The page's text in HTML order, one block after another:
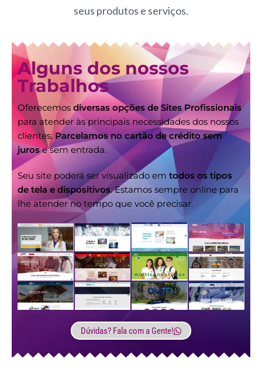
seus produtos e serviços.
Alguns dos nossos
Trabalhos
Oferecemos diversas opções de Sites Profissionais
para atender às principais necessidades dos nossos
clientes. Parcelamos no cartão de crédito sem
jurose sem entrada.
Seu site poderá ser visualizado em todos os tipos
de tela e dispositivos. Estamos sempre online para
lhe atender no tempo que você precisar.
Dúvidas? Fala com a Gente!